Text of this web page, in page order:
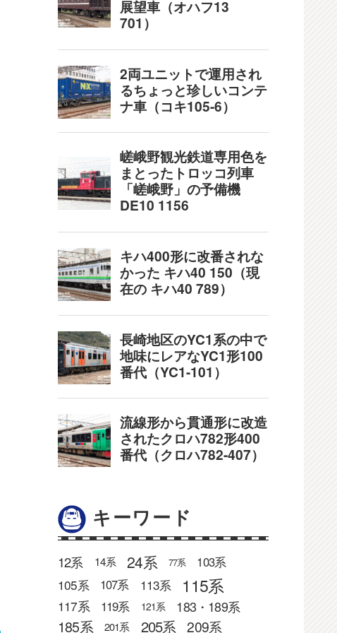
キーワード
12系 14系 24系 77系 103系
105系 107系 113系 115系
117系 119系 121系 183・189系
185系 201系 205系 209系